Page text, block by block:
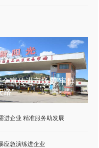
宣传进市场 筑牢群
路”
进企业 精准服务助发展
应急演练进企业